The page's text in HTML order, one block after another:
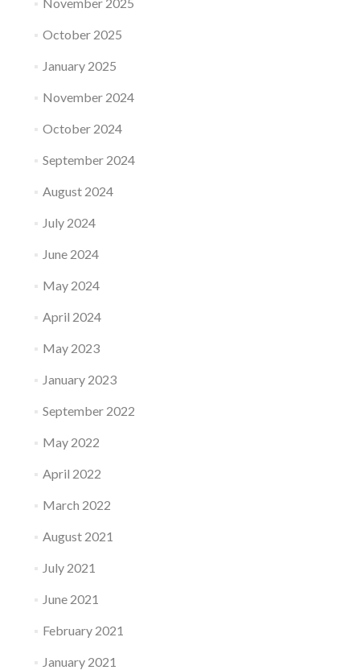
October 2025
January 2025
November 2024
October 2024
September 2024
August 2024
July 2024
June 2024
May 2024
April 2024
May 2023
January 2023
September 2022
May 2022
April 2022
March 2022
August 2021
July 2021
June 2021
February 2021
January 2021